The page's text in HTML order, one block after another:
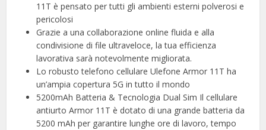
11T è pensato per tutti gli ambienti esterni polverosi e
pericolosi
Grazie a una collaborazione online fluida e alla
condivisione di file ultraveloce, la tua efficienza
lavorativa sarà notevolmente migliorata.
Lo robusto telefono cellulare Ulefone Armor 11T ha
un’ampia copertura 5G in tutto il mondo
5200mAh Batteria & Tecnologia Dual Sim Il cellulare
antiurto Armor 11T è dotato di una grande batteria da
5200 mAh per garantire lunghe ore di lavoro, tempo